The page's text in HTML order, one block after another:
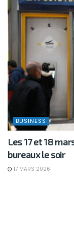
BUSINESS
Les 17 et 18
bureaux le soir
17 MARS 2026